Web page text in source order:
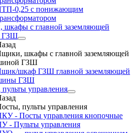
0,25 с понижающим
шкафы с главной заземляющей
ГЗШ
шкафы с главной заземляющей
ГЗШ
шкаф ГЗШ главной заземляющей
ГЗШ
управления
пульты управления
- Посты управления кнопочные
- Пульты управления